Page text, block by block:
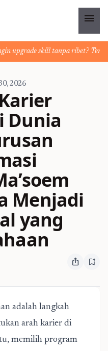
menu
upgrade skill tanpa ribet?
2026
Dunia
Menjadi
yang
ios_share bookmark_add
adalah langkah
arah karier di
memilih program